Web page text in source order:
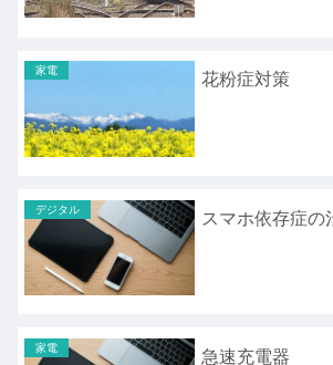
家電 花粉症対策
デジタル スマホ依存症の
家電 急速充電器